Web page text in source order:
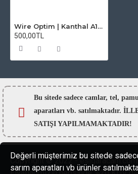
Wire Optim | Kanthal A1 - 38 GA Makara Rezistans Teli - 25 FT - Orijinal
500,00TL
Bu sitede sadece camlar, tel,
aparatları vb. satılmaktadır.
SATIŞI YAPILMAMAKTADIR!
Copyright © 2022 - esigaracam.com
Değerli müşterimiz bu sitede
sarım aparatları vb ürünler